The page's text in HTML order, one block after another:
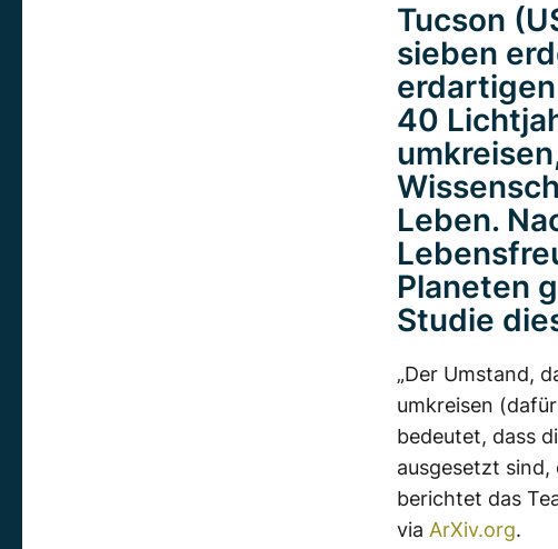
Tucson
sieben
40
Leben.
Planeten
Studie
„Der Umstand,
umkreisen
bedeutet, dass
ausgesetzt sind,
berichtet das
via ArXiv.org.